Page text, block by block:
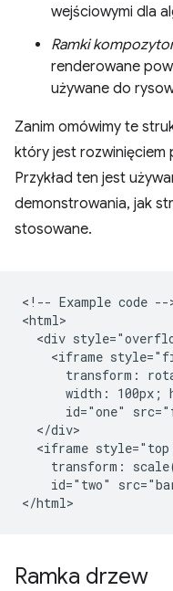
wejściowymi dla
Ramki
renderowane
używane do
Zanim omówimy te
który jest rozwinięciem
Przykład ten jest
demonstrowania, jak
stosowane.
<!-- Example code --
<html>
<div
<iframe
transform:
width: 100px;
id="one"
  </div>
<iframe
transform:
id="two"
Ramka drzew